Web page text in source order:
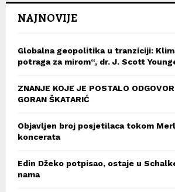
NAJNOVIJE
Globalna geopolitika u tranziciji:
potraga za mirom“, dr. J. Scott
ZNANJE KOJE JE POSTALO
GORAN ŠKATARIĆ
Objavljen broj posjetilaca tokom
koncerata
Edin Džeko potpisao, ostaje u
nama